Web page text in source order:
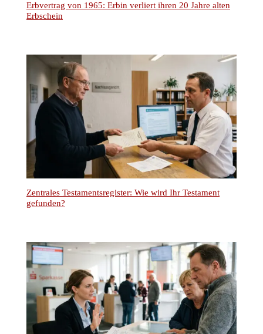
Erbvertrag von 1965: Erbin verliert ihren 20 Jahre alten
Erbschein
Zentrales Testamentsregister: Wie wird Ihr Testament
gefunden?